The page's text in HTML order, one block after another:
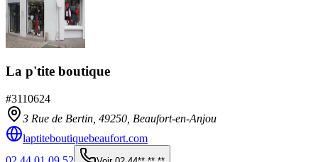
La p'tite boutique
#3110624
3 Rue de Bertin, 49250 Beaufort-en-Anjou
laptiteboutiquebeaufort.com